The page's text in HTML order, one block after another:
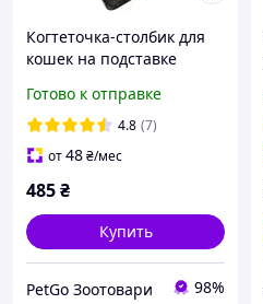
Когтеточка-столбик для
кошек на подставке
30 х 50 см С-6
Готово к отправке
4.8 (7)
от48₴/мес
485₴
Купить
PetGo Зоотовари 98%